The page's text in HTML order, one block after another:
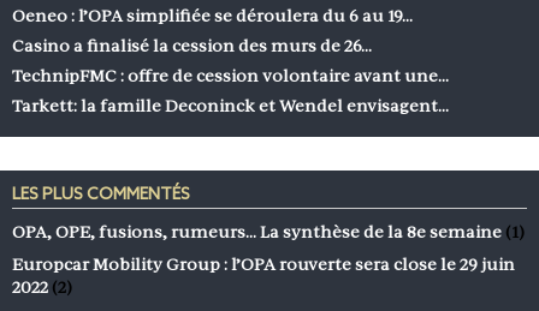
Oeneo : l’OPA simplifiée se déroulera du 6 au 19…
Casino a finalisé la cession des murs de 26…
TechnipFMC : offre de cession volontaire avant une…
Tarkett: la famille Deconinck et Wendel envisagent…
LES PLUS COMMENTÉS
OPA, OPE, fusions, rumeurs… La synthèse de la 8e semaine (1)
Europcar Mobility Group : l’OPA rouverte sera close le 29 juin
2022 (2)